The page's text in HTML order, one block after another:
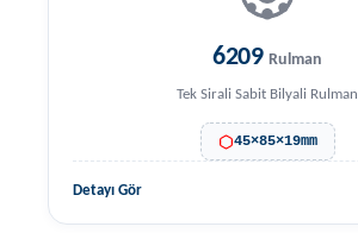
6209 Rulman
Tek Sirali Sabit Bilyali Rulman
45×85×19mm
Detayı Gör